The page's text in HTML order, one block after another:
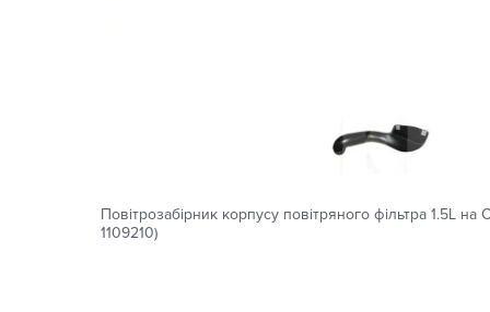
Повітрозабірник корпусу повітряного фільтра 1.5L на
1109210)